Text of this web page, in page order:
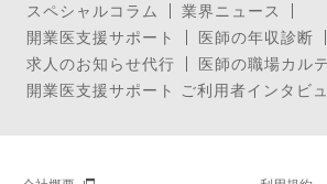
スペシャルコラム
業界ニュース
開業医支援サポート
医師の年収診断
求人のお知らせ代行
医師の職場カルテ
開業医支援サポート ご利用者インタビ